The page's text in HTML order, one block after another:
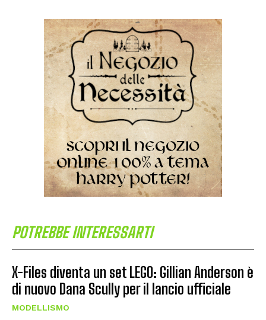
POTREBBE INTERESSARTI
X-Files diventa un set LEGO: Gillian Anderson è
di nuovo Dana Scully per il lancio ufficiale
MODELLISMO